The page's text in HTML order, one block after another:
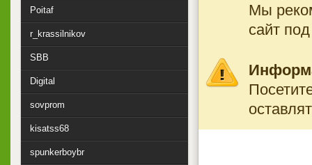
Мы
сайт
Poitaf
r_krassilnikov
SBB
Digital
sovprom
kisatss68
spunkerboybr